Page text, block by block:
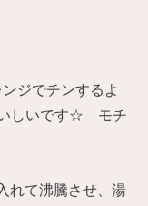
ジでチンするよ
いしいです☆ モチ
て沸騰させ、湯